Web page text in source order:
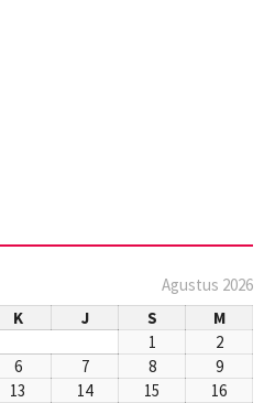
Agustus 2026
K J S
M
1
2
6 7 8
9
13 14 15
16